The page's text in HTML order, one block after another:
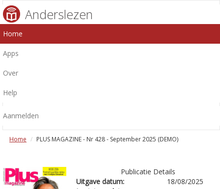
Anderslezen
Home
Apps
Over
Help
Aanmelden
Home PLUS MAGAZINE - Nr 428 - September 2025 (DEMO)
Publicatie Details
Uitgave datum:
18/08/2025